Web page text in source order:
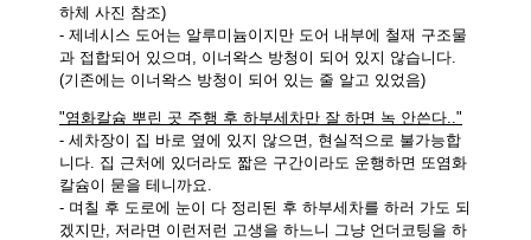
하체 사진 참조)
- 제네시스 도어는 알루미늄이지만 도어 내부에 철재 구조물
과 접합되어 있으며, 이너왁스 방청이 되어 있지 않습니다.
(기존에는 이너왁스 방청이 되어 있는 줄 알고 있었음)
"염화칼슘 뿌린 곳 주행 후 하부세차만 잘 하면 녹 안쓴다.."
- 세차장이 집 바로 옆에 있지 않으면, 현실적으로 불가능합
니다. 집 근처에 있더라도 짧은 구간이라도 운행하면 또염화
칼슘이 묻을 테니까요.
- 며칠 후 도로에 눈이 다 정리된 후 하부세차를 하러 가도 되
겠지만, 저라면 이런저런 고생을 하느니 그냥 언더코팅을 하